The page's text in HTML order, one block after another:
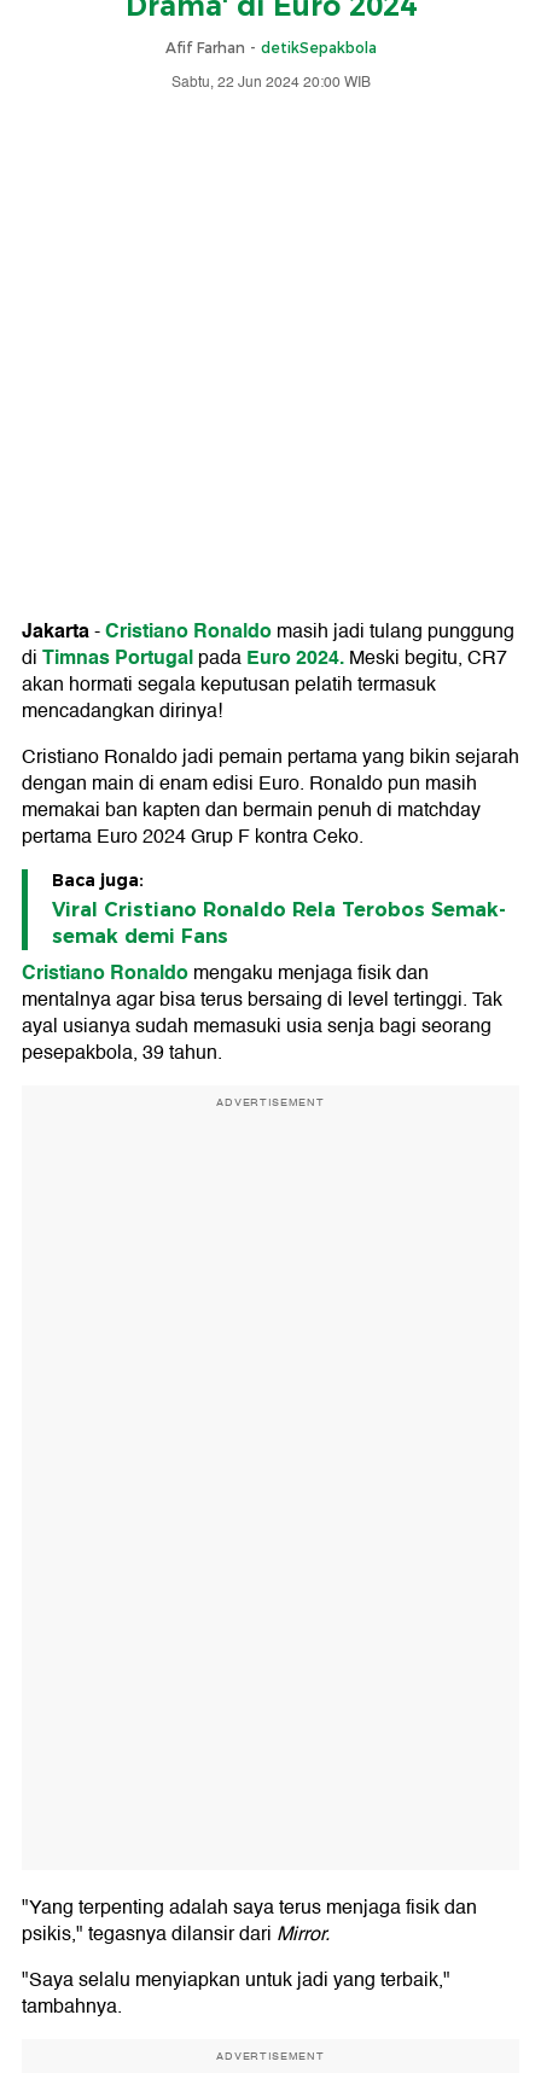
Afif Farhan - detikSepakbola
Sabtu, 22 Jun 2024 20:00 WIB
Jakarta-Cristiano Ronaldomasih jadi tulang punggung
diTimnas PortugalpadaEuro 2024.Meski begitu, CR7
akan hormati segala keputusan pelatih termasuk
mencadangkan dirinya!
Cristiano Ronaldo jadi pemain pertama yang bikin sejarah
dengan main di enam edisi Euro. Ronaldo pun masih
memakai ban kapten dan bermain penuh di matchday
pertama Euro 2024 Grup F kontra Ceko.
Baca juga:
Viral Cristiano Ronaldo Rela Terobos Semak-
semak demi Fans
Cristiano Ronaldomengaku menjaga fisik dan
mentalnya agar bisa terus bersaing di level tertinggi. Tak
ayal usianya sudah memasuki usia senja bagi seorang
pesepakbola, 39 tahun.
ADVERTISEMENT
"Yang terpenting adalah saya terus menjaga fisik dan
psikis," tegasnya dilansir dari Mirror.
"Saya selalu menyiapkan untuk jadi yang terbaik,"
tambahnya.
ADVERTISEMENT